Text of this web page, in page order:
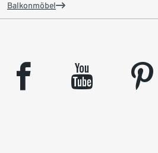
Balkonmöbel
facebook youtube pinterest